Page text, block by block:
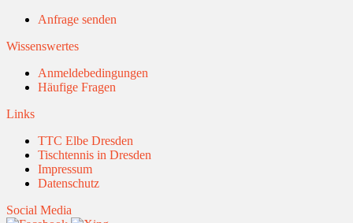
Anfrage senden
Wissenswertes
Anmeldebedingungen
Häufige Fragen
Links
TTC Elbe Dresden
Tischtennis in Dresden
Impressum
Datenschutz
Social Media